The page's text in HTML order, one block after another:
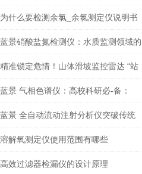
氯酸盐含量
为什么要检测余氯_余氯测定仪说明书
蓝景硝酸盐氮检测仪：水质监测领域的
璀璨之星
精准锁定危情！山体滑坡监控雷达 “站
岗”
蓝景 气相色谱仪：高校科研必-备：
GC-510Plus助力科研成果转化
蓝景 全自动流动注射分析仪突破传统
设计，免维护更省心
溶解氧测定仪使用范围有哪些
高效过滤器检漏仪的设计原理